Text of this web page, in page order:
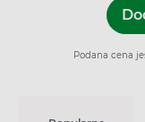
Podana cena